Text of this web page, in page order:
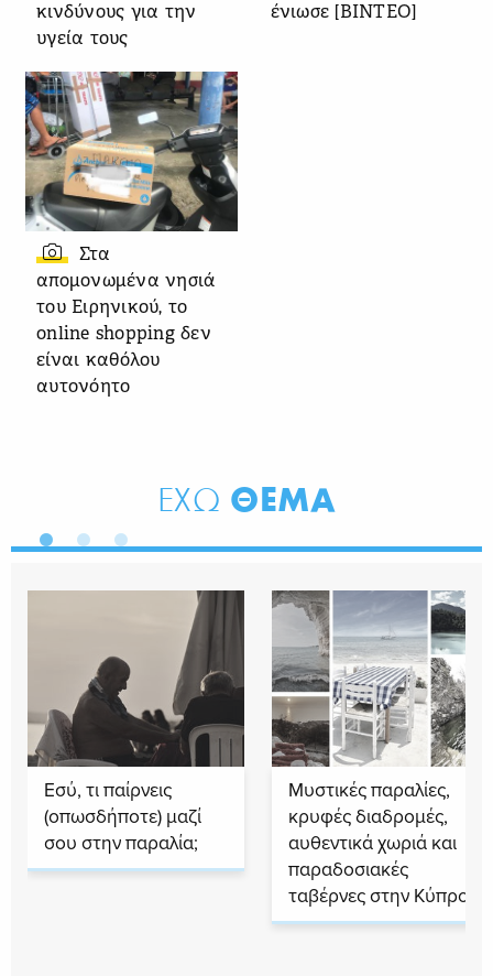
κινδύνους για την
υγεία τους
ένιωσε [ΒΙΝΤΕΟ]
Στα
απομονωμένα νησιά
του Ειρηνικού, το
online shopping δεν
είναι καθόλου
αυτονόητο
ΕΧΩ ΘΕΜΑ
Εσύ, τι παίρνεις
(οπωσδήποτε) μαζί
σου στην παραλία;
Μυστικές παραλίες,
κρυφές διαδρομές,
αυθεντικά χωριά και
παραδοσιακές
ταβέρνες στην Κύπρο